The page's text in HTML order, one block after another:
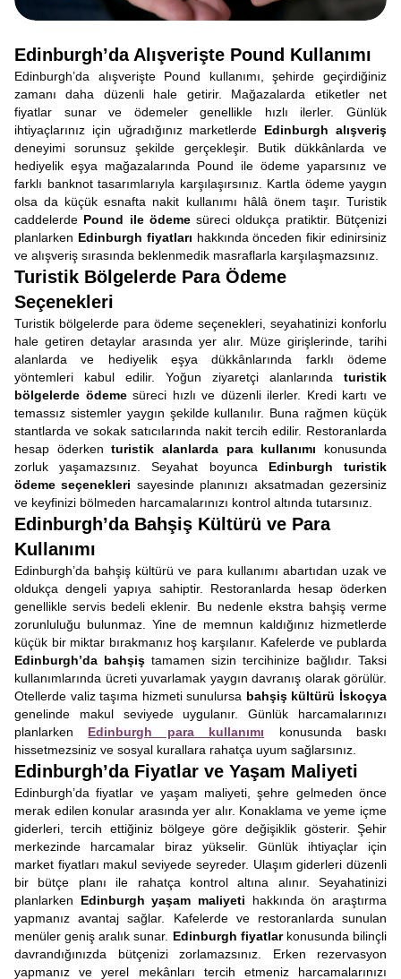
Edinburgh’da Alışverişte Pound Kullanımı
Edinburgh’da alışverişte Pound kullanımı, şehirde geçirdiğiniz
zamanı daha düzenli hale getirir. Mağazalarda etiketler net
fiyatlar sunar ve ödemeler genellikle hızlı ilerler. Günlük
ihtiyaçlarınız için uğradığınız marketlerde Edinburgh alışveriş
deneyimi sorunsuz şekilde gerçekleşir. Butik dükkânlarda ve
hediyelik eşya mağazalarında Pound ile ödeme yaparsınız ve
farklı banknot tasarımlarıyla karşılaşırsınız. Kartla ödeme yaygın
olsa da küçük esnafta nakit kullanımı hâlâ önem taşır. Turistik
caddelerde Pound ile ödemesüreci oldukça pratiktir. Bütçenizi
planlarken Edinburgh fiyatları hakkında önceden fikir edinirsiniz
ve alışveriş sırasında beklenmedik masraflarla karşılaşmazsınız.
Turistik Bölgelerde Para Ödeme
Seçenekleri
Turistik bölgelerde para ödeme seçenekleri, seyahatinizi konforlu
hale getiren detaylar arasında yer alır. Müze girişlerinde, tarihi
alanlarda ve hediyelik eşya dükkânlarında farklı ödeme
yöntemleri kabul edilir. Yoğun ziyaretçi alanlarında turistik
bölgelerde ödemesüreci hızlı ve düzenli ilerler. Kredi kartı ve
temassız sistemler yaygın şekilde kullanılır. Buna rağmen küçük
stantlarda ve sokak satıcılarında nakit tercih edilir. Restoranlarda
hesap öderkenturistik alanlarda para kullanımı konusunda
zorluk yaşamazsınız. Seyahat boyunca Edinburgh turistik
ödeme seçenekleri sayesinde planınızı aksatmadan gezersiniz
ve keyfinizi bölmeden harcamalarınızı kontrol altında tutarsınız.
Edinburgh’da Bahşiş Kültürü ve Para
Kullanımı
Edinburgh’da bahşiş kültürü ve para kullanımı abartıdan uzak ve
oldukça dengeli yapıya sahiptir. Restoranlarda hesap öderken
genellikle servis bedeli eklenir. Bu nedenle ekstra bahşiş verme
zorunluluğu bulunmaz. Yine de memnun kaldığınız hizmetlerde
küçük bir miktar bırakmanız hoş karşılanır. Kafelerde ve publarda
Edinburgh’da bahşiş tamamen sizin tercihinize bağlıdır. Taksi
kullanımlarında ücreti yuvarlamak yaygın davranış olarak görülür.
Otellerde valiz taşıma hizmeti sunulursa bahşiş kültürü İskoçya
genelinde makul seviyede uygulanır. Günlük harcamalarınızı
planlarken Edinburgh para kullanımı konusunda baskı
hissetmezsiniz ve sosyal kurallara rahatça uyum sağlarsınız.
Edinburgh’da Fiyatlar ve Yaşam Maliyeti
Edinburgh’da fiyatlar ve yaşam maliyeti, şehre gelmeden önce
merak edilen konular arasında yer alır. Konaklama ve yeme içme
giderleri, tercih ettiğiniz bölgeye göre değişiklik gösterir. Şehir
merkezinde harcamalar biraz yükselir. Günlük ihtiyaçlar için
market fiyatları makul seviyede seyreder. Ulaşım giderleri düzenli
bir bütçe planı ile rahatça kontrol altına alınır. Seyahatinizi
planlarken Edinburgh yaşam maliyeti hakkında ön araştırma
yapmanız avantaj sağlar. Kafelerde ve restoranlarda sunulan
menüler geniş aralık sunar. Edinburgh fiyatlarkonusunda bilinçli
davrandığınızda bütçenizi zorlamazsınız. Erken rezervasyon
yapmanız ve yerel mekânları tercih etmeniz harcamalarınızı